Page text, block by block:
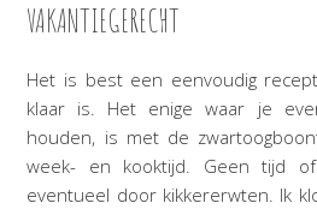
VAKANTIEGERECHT
Het is best een eenvoudig
klaar is. Het enige waar je
houden, is met de
week- en kooktijd. Geen tijd
eventueel door kikkererwten. Ik